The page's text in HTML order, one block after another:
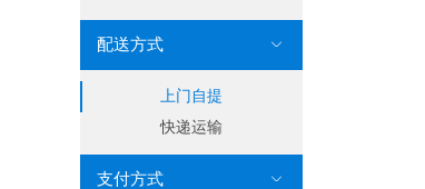

配送方式
上门自提
快递运输

支付方式